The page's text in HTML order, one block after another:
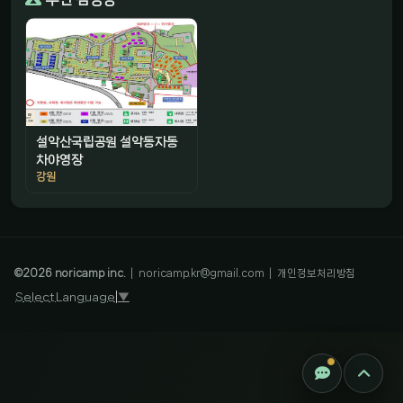
설악산국립공원 설악동자동
차야영장
강원
©2026noricamp inc. noricamp.kr@gmail.com 개인정보처리방침
Select Language ▼